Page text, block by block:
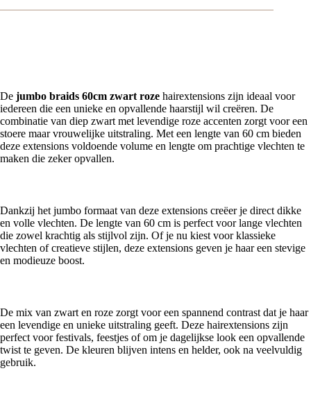
De jumbo braids 60cm zwart roze hairextensions zijn ideaal voor
iedereen die een unieke en opvallende haarstijl wil creëren. De
combinatie van diep zwart met levendige roze accenten zorgt voor een
stoere maar vrouwelijke uitstraling. Met een lengte van 60 cm bieden
deze extensions voldoende volume en lengte om prachtige vlechten te
maken die zeker opvallen.
Dankzij het jumbo formaat van deze extensions creëer je direct dikke
en volle vlechten. De lengte van 60 cm is perfect voor lange vlechten
die zowel krachtig als stijlvol zijn. Of je nu kiest voor klassieke
vlechten of creatieve stijlen, deze extensions geven je haar een stevige
en modieuze boost.
De mix van zwart en roze zorgt voor een spannend contrast dat je haar
een levendige en unieke uitstraling geeft. Deze hairextensions zijn
perfect voor festivals, feestjes of om je dagelijkse look een opvallende
twist te geven. De kleuren blijven intens en helder, ook na veelvuldig
gebruik.